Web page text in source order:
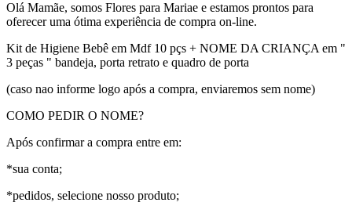
Olá Mamãe, somos Flores para Mariae e estamos prontos para
oferecer uma ótima experiência de compra on-line.
Kit de Higiene Bebê em Mdf 10 pçs + NOME DA CRIANÇA em "
3 peças " bandeja, porta retrato e quadro de porta
(caso nao informe logo após a compra, enviaremos sem nome)
COMO PEDIR O NOME?
Após confirmar a compra entre em:
*sua conta;
*pedidos, selecione nosso produto;